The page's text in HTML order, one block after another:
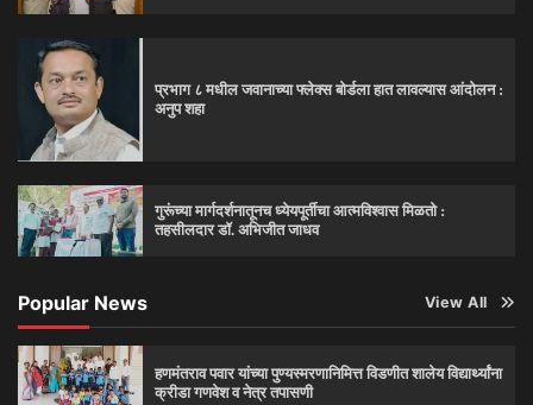
प्रभाग ८ मधील जवानाच्या फ्लेक्स बोर्डला हात लावल्यास आंदोलन :
अनुप शहा
गुरूंच्या मार्गदर्शनातूनच ध्येयपूर्तीचा आत्मविश्‍वास मिळतो :
तहसीलदार डॉ. अभिजीत जाधव
Popular News View All
हणमंतराव पवार यांच्या पुण्यस्मरणानिमित्त विडणीत शालेय विद्यार्थ्यांना
क्रीडा गणवेश व नेत्र तपासणी